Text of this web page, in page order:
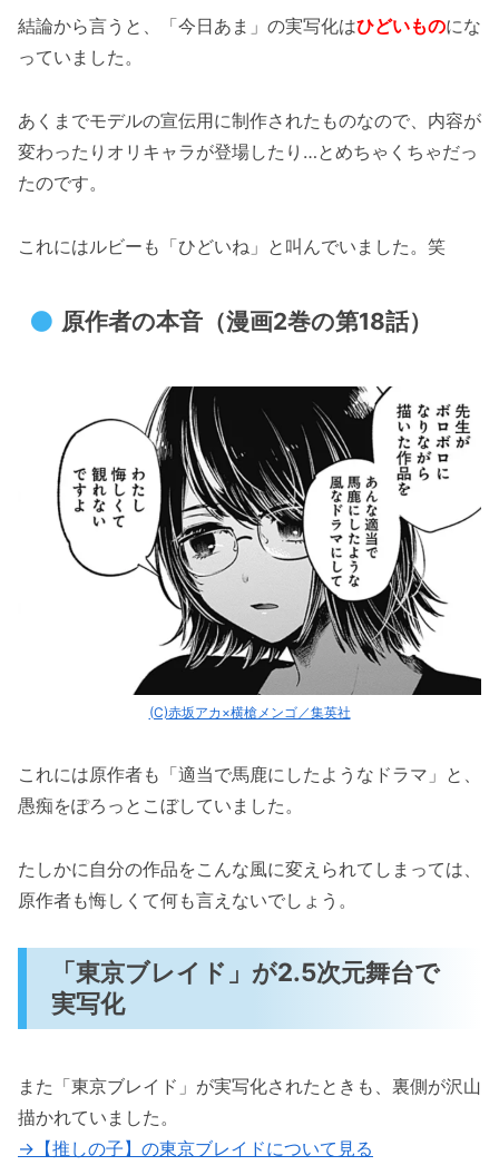
結論から言うと、「今日あま」の実写化はひどいものにな
っていました。
あくまでモデルの宣伝用に制作されたものなので、内容が
変わったりオリキャラが登場したり…とめちゃくちゃだっ
たのです。
これにはルビーも「ひどいね」と叫んでいました。笑
原作者の本音（漫画2巻の第18話）
(C)赤坂アカ×横槍メンゴ／集英社
これには原作者も「適当で馬鹿にしたようなドラマ」と、
愚痴をぽろっとこぼしていました。
たしかに自分の作品をこんな風に変えられてしまっては、
原作者も悔しくて何も言えないでしょう。
「東京ブレイド」が2.5次元舞台で
実写化
また「東京ブレイド」が実写化されたときも、裏側が沢山
描かれていました。
→【推しの子】の東京ブレイドについて見る